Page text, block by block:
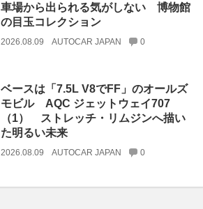
車場から出られる気がしない 博物館
の目玉コレクション
2026.08.09 AUTOCAR JAPAN 0
ベースは「7.5L V8でFF」のオールズ
モビル AQC ジェットウェイ707
（1） ストレッチ・リムジンへ描い
た明るい未来
2026.08.09 AUTOCAR JAPAN 0